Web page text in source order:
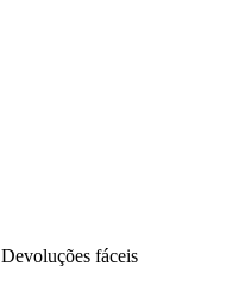
Devoluções fáceis